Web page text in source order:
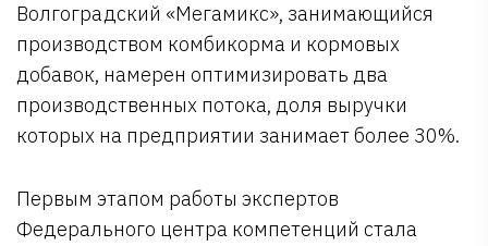
Волгоградский «Мегамикс», занимающийся
производством комбикорма и кормовых
добавок, намерен оптимизировать два
производственных потока, доля выручки
которых на предприятии занимает более 30%.
Первым этапом работы экспертов
Федерального центра компетенций стала